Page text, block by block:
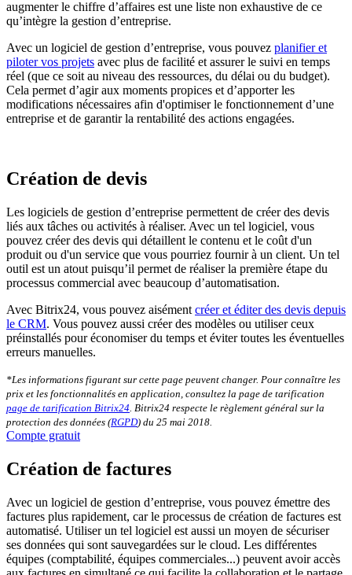
augmenter le chiffre d’affaires est une liste non exhaustive de ce
qu’intègre la gestion d’entreprise.
Avec un logiciel de gestion d’entreprise, vous pouvez planifier et
piloter vos projets avec plus de facilité et assurer le suivi en temps
réel (que ce soit au niveau des ressources, du délai ou du budget).
Cela permet d’agir aux moments propices et d’apporter les
modifications nécessaires afin d'optimiser le fonctionnement d’une
entreprise et de garantir la rentabilité des actions engagées.
Création de devis
Les logiciels de gestion d’entreprise permettent de créer des devis
liés aux tâches ou activités à réaliser. Avec un tel logiciel, vous
pouvez créer des devis qui détaillent le contenu et le coût d'un
produit ou d'un service que vous pourriez fournir à un client. Un tel
outil est un atout puisqu’il permet de réaliser la première étape du
processus commercial avec beaucoup d’automatisation.
Avec Bitrix24, vous pouvez aisément créer et éditer des devis depuis
le CRM. Vous pouvez aussi créer des modèles ou utiliser ceux
préinstallés pour économiser du temps et éviter toutes les éventuelles
erreurs manuelles.
*Les informations figurant sur cette page peuvent changer. Pour connaître les
prix et les fonctionnalités en application, consultez la page de tarification
page de tarification Bitrix24 . Bitrix24 respecte le règlement général sur la
protection des données (RGPD) du 25 mai 2018.
Compte gratuit
Création de factures
Avec un logiciel de gestion d’entreprise, vous pouvez émettre des
factures plus rapidement, car le processus de création de factures est
automatisé. Utiliser un tel logiciel est aussi un moyen de sécuriser
ses données qui sont sauvegardées sur le cloud. Les différentes
équipes (comptabilité, équipes commerciales...) peuvent avoir accès